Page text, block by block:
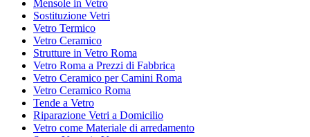
Mensole in Vetro
Sostituzione Vetri
Vetro Termico
Vetro Ceramico
Strutture in Vetro Roma
Vetro Roma a Prezzi di Fabbrica
Vetro Ceramico per Camini Roma
Vetro Ceramico Roma
Tende a Vetro
Riparazione Vetri a Domicilio
Vetro come Materiale di arredamento